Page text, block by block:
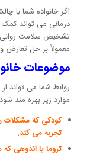
اگر خانواده شما با
درمانی می تواند
تشخیص سلامت
معمولاً بر حل تعارض و
موضوعات
روابط شما می تواند
موارد زیر بهره مند
کودکی که مشکلات
تجربه می کند.
تروما یا اندوهی